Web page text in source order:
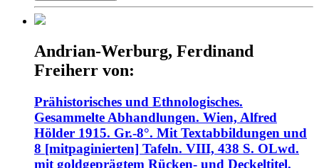
Andrian-Werburg, Ferdinand
Freiherr von:
Prähistorisches und Ethnologisches.
Gesammelte Abhandlungen. Wien, Alfred
Hölder 1915. Gr.-8°. Mit Textabbildungen und
8 [mitpaginierten] Tafeln. VIII, 438 S. OLwd.
mit goldgeprägtem Rücken- und Deckeltitel.